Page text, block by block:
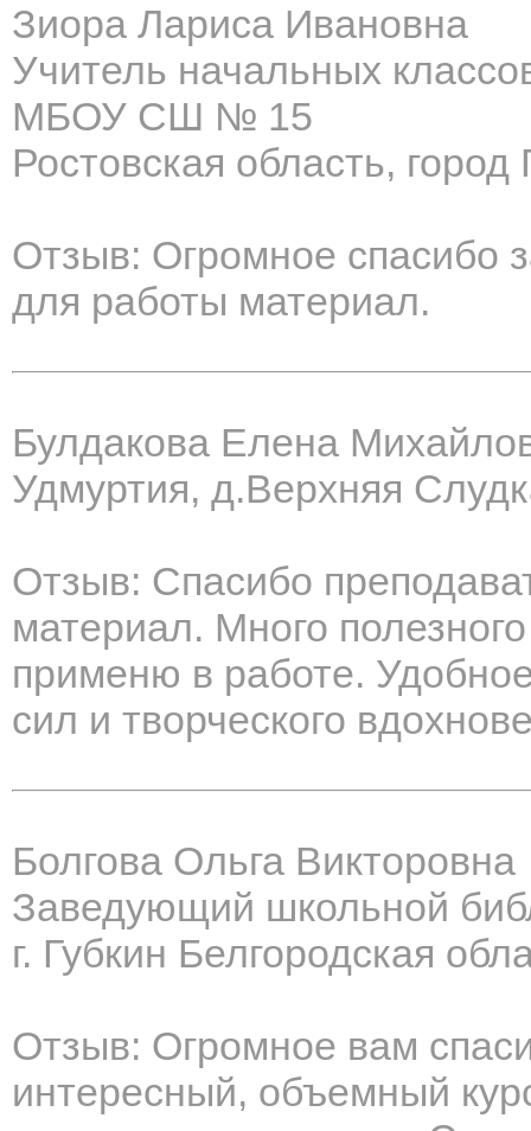
Зиора Лариса Ивановна
Учитель начальных
МБОУ СШ № 15
Ростовская область, город
Отзыв: Огромное спасибо
для работы материал.
Булдакова Елена
Удмуртия, д.Верхняя
Отзыв: Спасибо
материал. Много
применю в работе.
сил и творческого
Болгова Ольга Викторовна
Заведующий школьной
г. Губкин Белгородская
Отзыв: Огромное вам
интересный, объемный